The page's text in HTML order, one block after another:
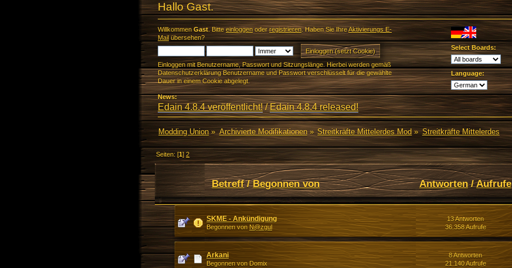
Hallo Gast.
Willkommen Gast. Bitte einloggenoderregistrieren. Haben Sie IhreAktivierungs E-
Mailübersehen?
Einloggen mit Benutzername, Passwort und Sitzungslänge. Hierbei werden gemäß
Datenschutzerklärung Benutzername und Passwort verschlüsselt für die gewählte
Dauer in einem Cookie abgelegt.
Select Boards:
Language:
News:
Edain 4.8.4 veröffentlicht!/Edain 4.8.4 released!
Modding Union» Archivierte Modifikationen» Streitkräfte Mittelerdes Mod» Streitkräfte Mittelerdes
Seiten: [1]2
Betreff/Begonnen von Antworten/Aufrufe
SKME - Ankündigung
Begonnen von N@zgul
13 Antworten
36.358 Aufrufe
Arkani
Begonnen von Domix
8 Antworten
21.140 Aufrufe